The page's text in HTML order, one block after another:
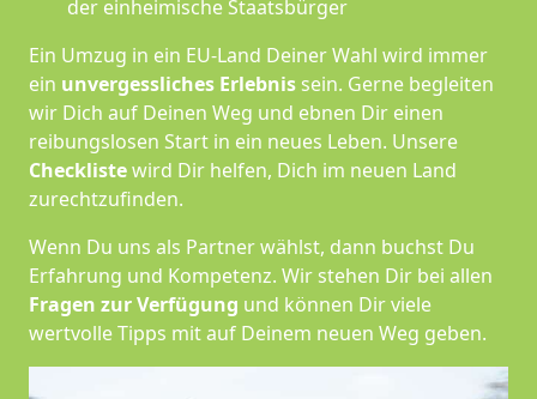
der einheimische Staatsbürger
Ein Umzug in ein EU-Land Deiner Wahl wird immer
ein unvergessliches Erlebnis sein. Gerne begleiten
wir Dich auf Deinen Weg und ebnen Dir einen
reibungslosen Start in ein neues Leben. Unsere
Checklistewird Dir helfen, Dich im neuen Land
zurechtzufinden.
Wenn Du uns als Partner wählst, dann buchst Du
Erfahrung und Kompetenz. Wir stehen Dir bei allen
Fragen zur Verfügung und können Dir viele
wertvolle Tipps mit auf Deinem neuen Weg geben.